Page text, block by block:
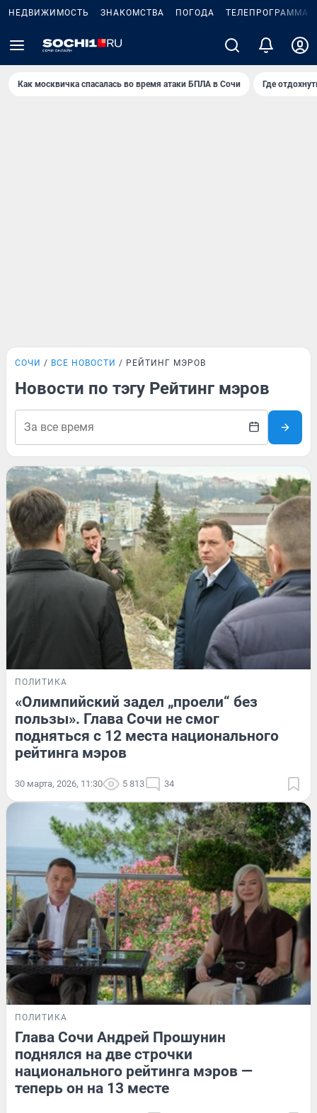
НЕДВИЖИМОСТЬ ЗНАКОМСТВА ПОГОДА ТЕЛЕПРОГРАММА
Как москвичка спасалась во время атаки БПЛА в Сочи Где
СОЧИ ВСЕ НОВОСТИ РЕЙТИНГ МЭРОВ
Новости по тэгу Рейтинг мэров
ПОЛИТИКА
«Олимпийский задел „проели“ без
пользы». Глава Сочи не смог
подняться с 12 места национального
рейтинга мэров
30 марта, 2026, 11:30 5 813 34
ПОЛИТИКА
Глава Сочи Андрей Прошунин
поднялся на две строчки
национального рейтинга мэров —
теперь он на 13 месте